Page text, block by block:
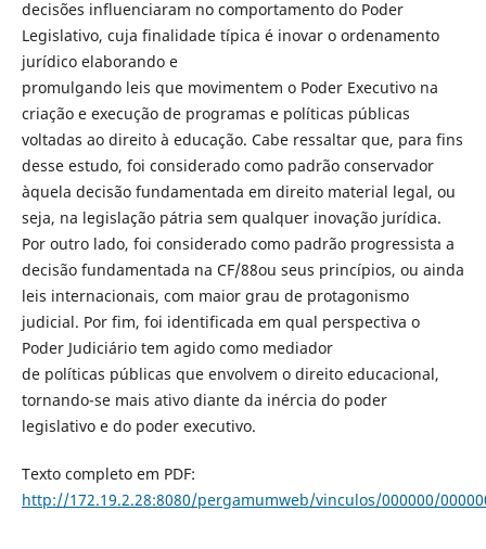
decisões influenciaram no comportamento do Poder
Legislativo, cuja finalidade típica é inovar o ordenamento
jurídico elaborando e
promulgando leis que movimentem o Poder Executivo na
criação e execução de programas e políticas públicas
voltadas ao direito à educação. Cabe ressaltar que, para fins
desse estudo, foi considerado como padrão conservador
àquela decisão fundamentada em direito material legal, ou
seja, na legislação pátria sem qualquer inovação jurídica.
Por outro lado, foi considerado como padrão progressista a
decisão fundamentada na CF/88ou seus princípios, ou ainda
leis internacionais, com maior grau de protagonismo
judicial. Por fim, foi identificada em qual perspectiva o
Poder Judiciário tem agido como mediador
de políticas públicas que envolvem o direito educacional,
tornando-se mais ativo diante da inércia do poder
legislativo e do poder executivo.
Texto completo em PDF:
http://172.19.2.28:8080/pergamumweb/vinculos/000000/